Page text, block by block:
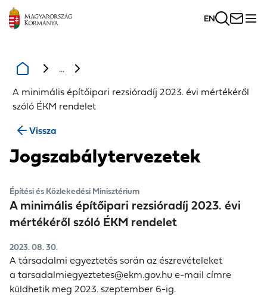
EN
...
A minimális építőipari rezsióradíj 2023. évi mértékéről
szóló ÉKM rendelet
Vissza
Jogszabálytervezetek
Építési és Közlekedési Minisztérium
A minimális építőipari rezsióradíj 2023. évi
mértékéről szóló ÉKM rendelet
2023. 08. 30.
A társadalmi egyeztetés során az észrevételeket
a tarsadalmiegyeztetes@ekm.gov.hu e-mail címre
küldhetik meg 2023. szeptember 6-ig.